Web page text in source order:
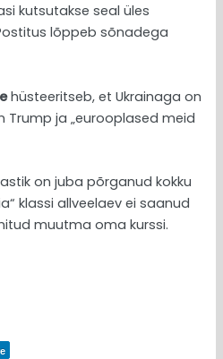
kutsutakse seal üles
lõppeb sõnadega
hüsteeritseb, et Ukrainaga on
Trump ja „eurooplased meid
on juba põrganud kokku
klassi allveelaev ei saanud
muutma oma kurssi.